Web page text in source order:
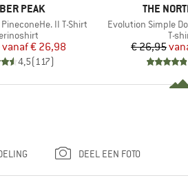
PEAK
II T-Shirt
Prijs
Verlaagde prijs
vanaf€ 26,98
4,5(117)
MERK
THE
Artikel
Evolution Simple
T-
€ 26,95
DEEL EEN FOTO